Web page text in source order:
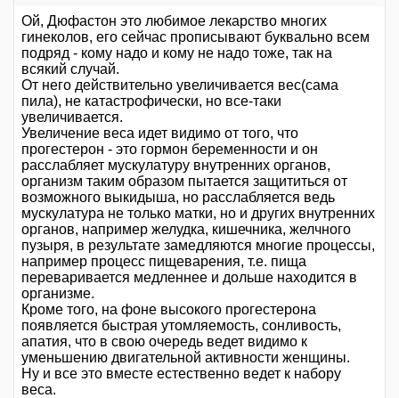
Ой, Дюфастон это любимое лекарство многих
гинеколов, его сейчас прописывают буквально всем
подряд - кому надо и кому не надо тоже, так на
всякий случай.
От него действительно увеличивается вес(сама
пила), не катастрофически, но все-таки
увеличивается.
Увеличение веса идет видимо от того, что
прогестерон - это гормон беременности и он
расслабляет мускулатуру внутренних органов,
организм таким образом пытается защититься от
возможного выкидыша, но расслабляется ведь
мускулатура не только матки, но и других внутренних
органов, например желудка, кишечника, желчного
пузыря, в результате замедляются многие процессы,
например процесс пищеварения, т.е. пища
переваривается медленнее и дольше находится в
организме.
Кроме того, на фоне высокого прогестерона
появляется быстрая утомляемость, сонливость,
апатия, что в свою очередь ведет видимо к
уменьшению двигательной активности женщины.
Ну и все это вместе естественно ведет к набору
веса.